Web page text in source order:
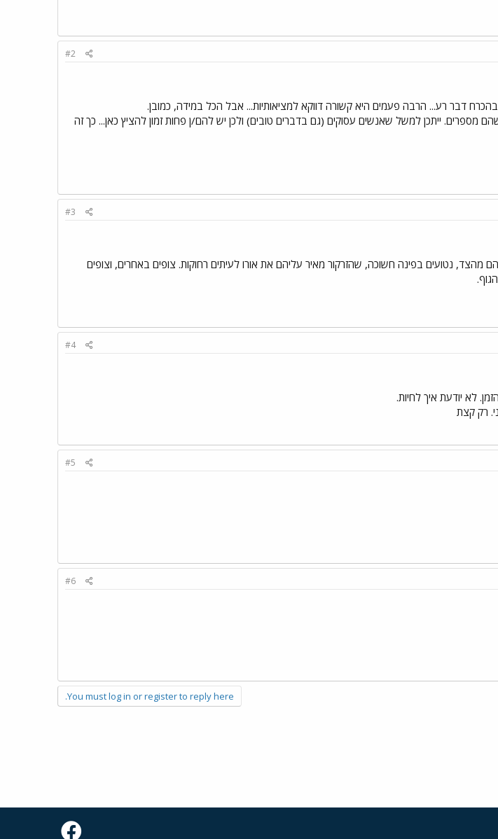
#2
דבר רע... הרבה פעמים היא קשורה דווקא למציאותיות... אבל הכל במידה, כמובן.
ייתכן למשל שאנשים עסוקים (גם בדברים טובים) ולכן יש להם/ן פחות זמון להציץ כאן... כך זה
#3
מהצד, נטועים בפינה חשוכה, שהזרקור מאיר עליהם את אורו לעיתים רחוקות. צופים באחרים, וצופים
#4
לא יודעת איך לחיות.
רק קצת
#5
#6
You must log in or register to reply here.